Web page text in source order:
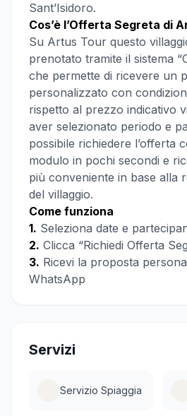
Sant’Isidoro.
Cos’è l’Offerta Segreta di
Su Artus Tour questo
prenotato tramite il sistema
che permette di ricevere un
personalizzato con
rispetto al prezzo indicativo
aver selezionato periodo e
possibile richiedere l’offerta
modulo in pochi secondi e
più conveniente in base alla
del villaggio.
Come funziona
1. Seleziona date e
2. Clicca “Richiedi Offerta
3. Ricevi la proposta
WhatsApp
Servizi
Servizio Spiaggia